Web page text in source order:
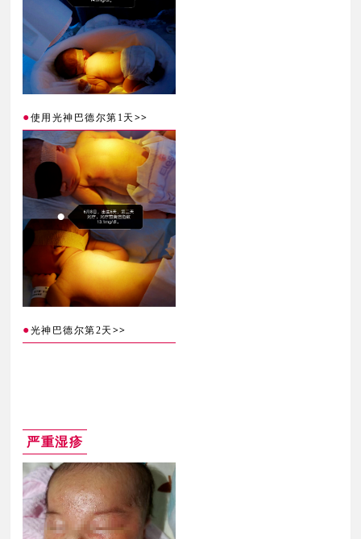
●使用光神巴德尔第1天 >>
●光神巴德尔第2天 >>
严重湿疹